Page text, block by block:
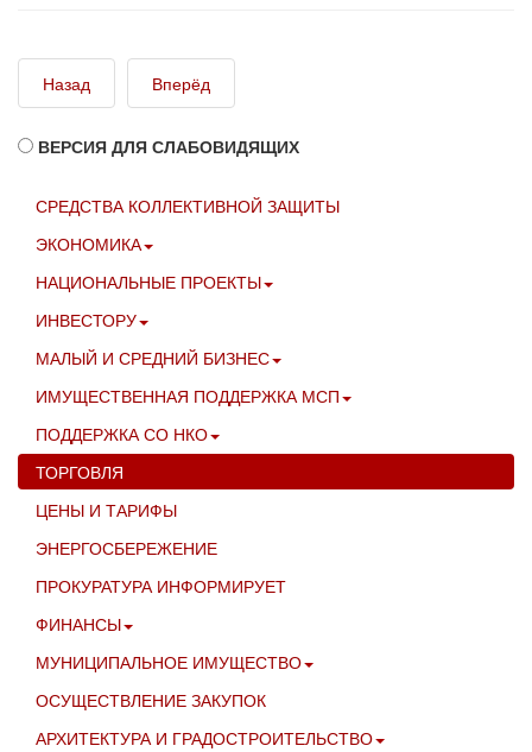
Назад Вперёд
ВЕРСИЯ ДЛЯ СЛАБОВИДЯЩИХ
СРЕДСТВА КОЛЛЕКТИВНОЙ ЗАЩИТЫ
ЭКОНОМИКА
НАЦИОНАЛЬНЫЕ ПРОЕКТЫ
ИНВЕСТОРУ
МАЛЫЙ И СРЕДНИЙ БИЗНЕС
ИМУЩЕСТВЕННАЯ ПОДДЕРЖКА МСП
ПОДДЕРЖКА СО НКО
ТОРГОВЛЯ
ЦЕНЫ И ТАРИФЫ
ЭНЕРГОСБЕРЕЖЕНИЕ
ПРОКУРАТУРА ИНФОРМИРУЕТ
ФИНАНСЫ
МУНИЦИПАЛЬНОЕ ИМУЩЕСТВО
ОСУЩЕСТВЛЕНИЕ ЗАКУПОК
АРХИТЕКТУРА И ГРАДОСТРОИТЕЛЬСТВО